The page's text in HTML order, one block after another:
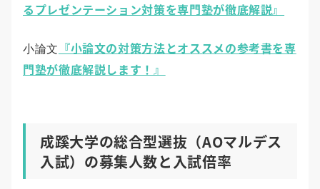
るプレゼンテーション対策を専門塾が徹底解説』
小論文 『小論文の対策方法とオススメの参考書を専
門塾が徹底解説します！』
成蹊大学の総合型選抜（AOマルデス
入試）の募集人数と入試倍率